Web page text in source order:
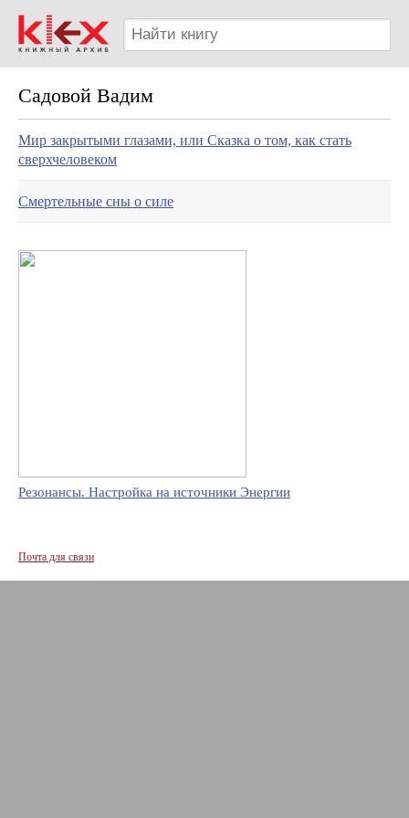
Садовой Вадим
Мир закрытыми глазами, или Сказка о том, как стать
сверхчеловеком
Смертельные сны о силе
Резонансы. Настройка на источники Энергии
Почта для связи